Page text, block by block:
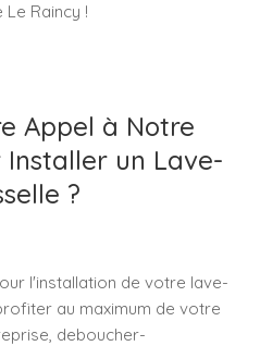
Raincy !
Appel à Notre
un Lave-
?
l'installation de votre lave-
au maximum de votre
deboucher-